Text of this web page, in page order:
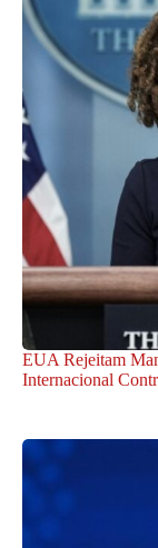
EUA Rejeitam
Internacional